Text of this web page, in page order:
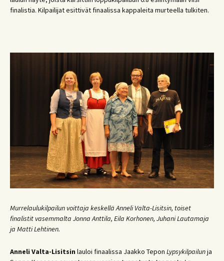
finalistia. Kilpailijat esittivät finaalissa kappaleita murteella tulkiten.
Murrelaulukilpailun voittaja keskellä Anneli Valta-Lisitsin, toiset
finalistit vasemmalta Jonna Anttila, Eila Korhonen, Juhani Lautamaja
ja Matti Lehtinen.
Anneli Valta-Lisitsin lauloi finaalissa Jaakko Tepon Lypsykilpailunja